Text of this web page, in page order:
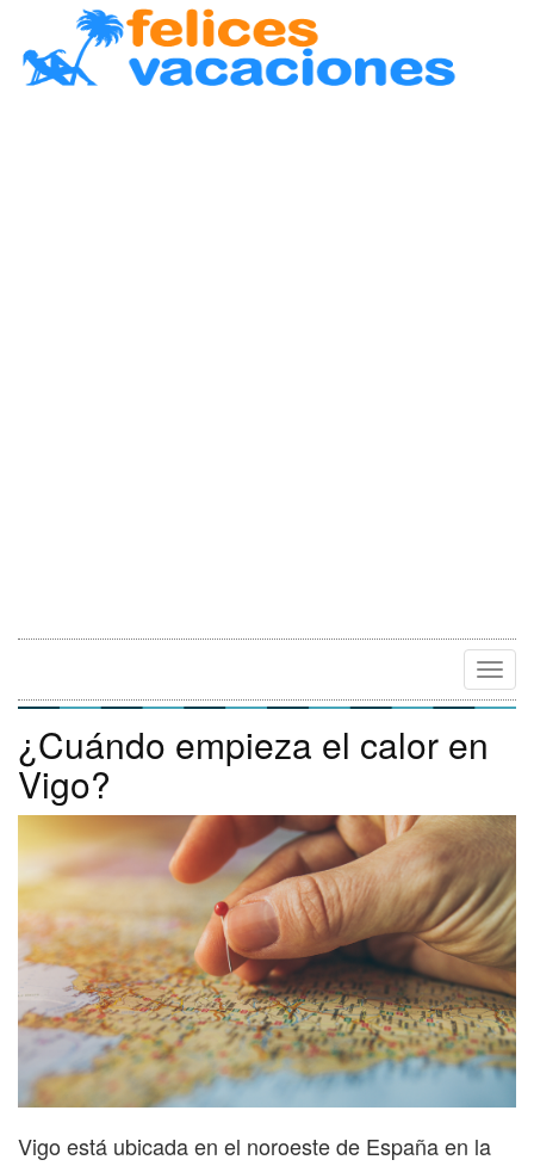
¿Cuándo empieza el calor en
Vigo?
Vigo está ubicada en el noroeste de España en la